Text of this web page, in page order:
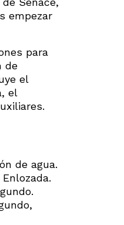
empezar
para
de
el
el
de agua.